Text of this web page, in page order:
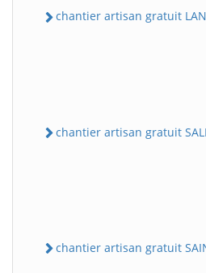
chantier artisan gratuit
chantier artisan gratuit
chantier artisan gratuit